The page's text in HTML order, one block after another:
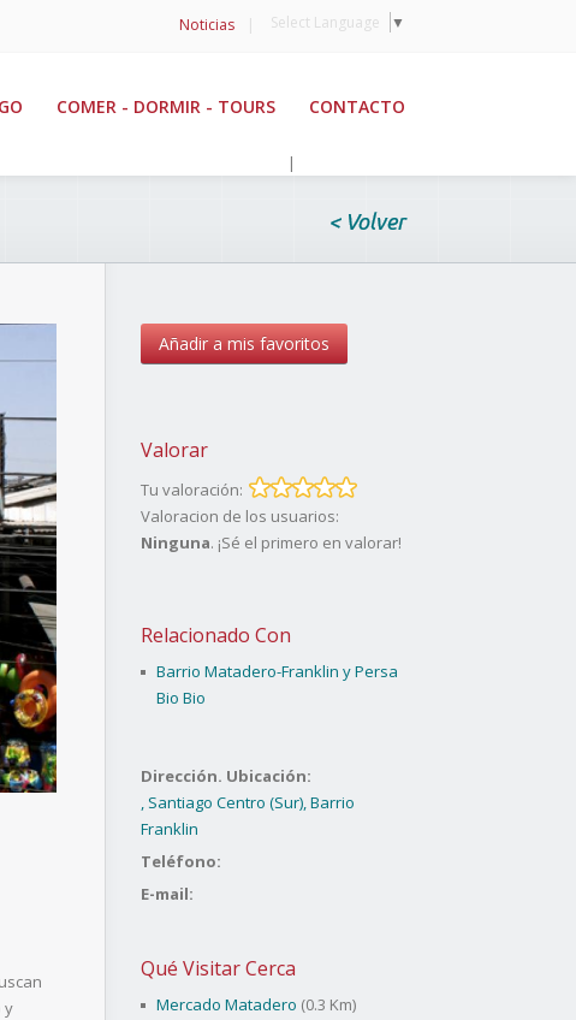
Noticias | Select Language ▼
COMER - DORMIR - TOURS CONTACTO
|
< Volver
y
Añadir a mis favoritos
Valorar
Tu valoración:
Valoracion de los usuarios:
Ninguna. ¡Sé el primero en valorar!
Relacionado Con
Barrio Matadero-Franklin y Persa
Bio Bio
Dirección. Ubicación:
, Santiago Centro (Sur), Barrio
Franklin
Teléfono:
E-mail:
Qué Visitar Cerca
Mercado Matadero (0.3 Km)